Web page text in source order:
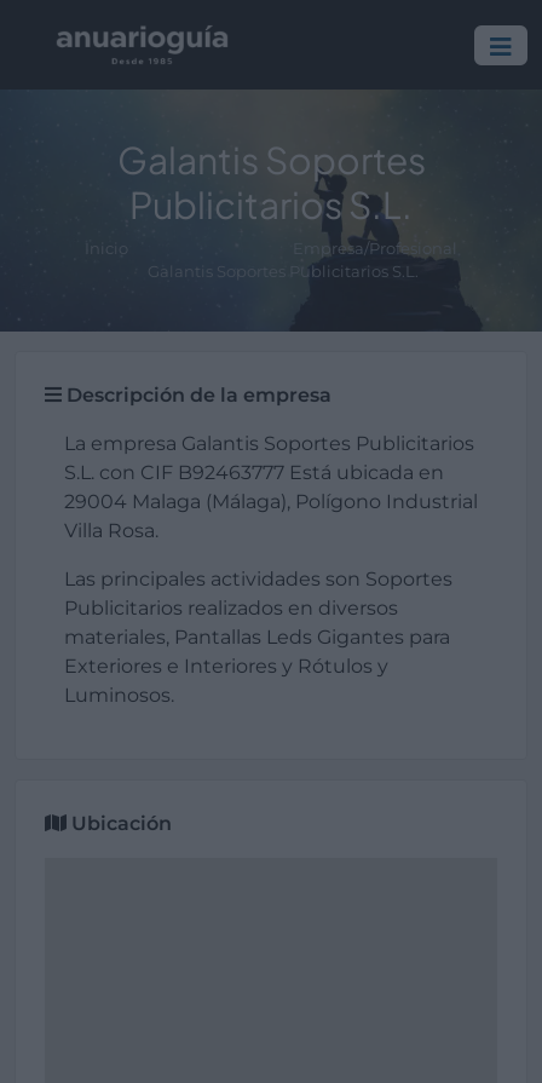
Galantis Soportes
Publicitarios S.L.
Inicio
Empresa/Profesional
Galantis Soportes Publicitarios S.L.
Descripción de la empresa
La empresa Galantis Soportes Publicitarios
S.L. con CIF B92463777 Está ubicada en
29004 Malaga (Málaga), Polígono Industrial
Villa Rosa.
Las principales actividades son Soportes
Publicitarios realizados en diversos
materiales, Pantallas Leds Gigantes para
Exteriores e Interiores y Rótulos y
Luminosos.
Ubicación